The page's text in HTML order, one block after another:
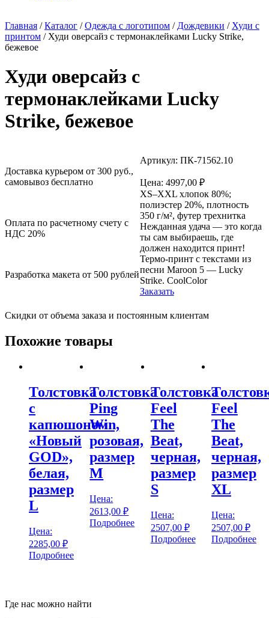
Главная /Каталог /Одежда с логотипом / Дождевики / Худи с
принтом / Худи оверсайз с термонаклейками Lucky Strike,
бежевое
Худи оверсайз с
термонаклейками Lucky
Strike, бежевое
Артикул: ПК-71562.10
Цена: 4997,00 ₽
XS–XXL хлопок 80%;
полиэстер 20%, плотность
350 г/м², футер трехнитка
Нежданная удача — это когда
ты сам выбираешь, где
должен находится принт!
Термо-принт с текстами из
песни Maroon 5 — Lucky
Strike. CoolColor
Заказать
Доставка курьером от 300 руб.,
самовывоз бесплатно
Оплата по расчетному счету с
НДС 20%
Разработка макета от 500 рублей
Скидки от объема заказа и постоянным клиентам
Похожие товары
Толстовка
с
капюшоном
«Новый
GOD»,
белая,
размер
L
Цена:
2285,00 ₽
Подробнее
Толстовка
Ping
Win,
розовая,
размер
M
Цена:
2613,00₽
Подробнее
Толстовка
Feel
The
Beat,
черная,
размер
S
Цена:
2507,00 ₽
Подробнее
Feel
The
Beat,
черная,
размер
XL
Цена:
2507,00 ₽
Подробнее
Где нас можно найти